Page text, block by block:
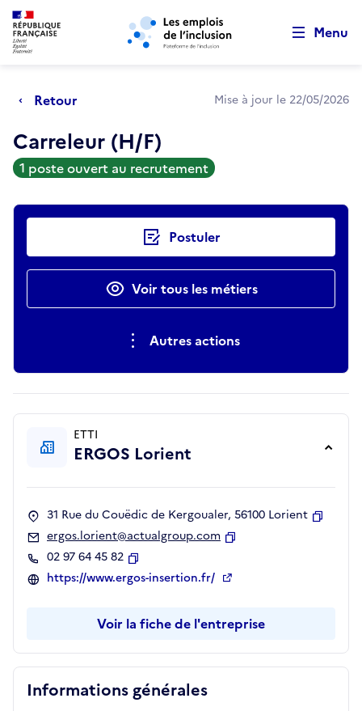
Aller au menu principal Aller au contenu principal
Menu
Retour Mise à jour le 22/05/2026
Carreleur (H/F)
1 poste ouvert au recrutement
Actions rapides Postuler
Voir tous les métiers
Autres actions
Informations générales
ETTI
ERGOS Lorient
31 Rue du Couëdic de Kergoualer, 56100 Lorient
ergos.lorient@actualgroup.com
02 97 64 45 82
Copier
https://www.ergos-insertion.fr/
Voir la fiche de l'entreprise
Retour au début de la page
Panneau de gestion des cookies